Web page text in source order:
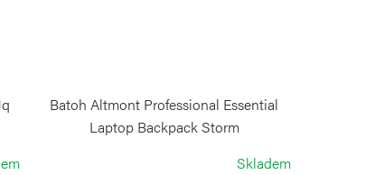
Batoh Altmont Professional Essential
Laptop Backpack Storm
Skladem